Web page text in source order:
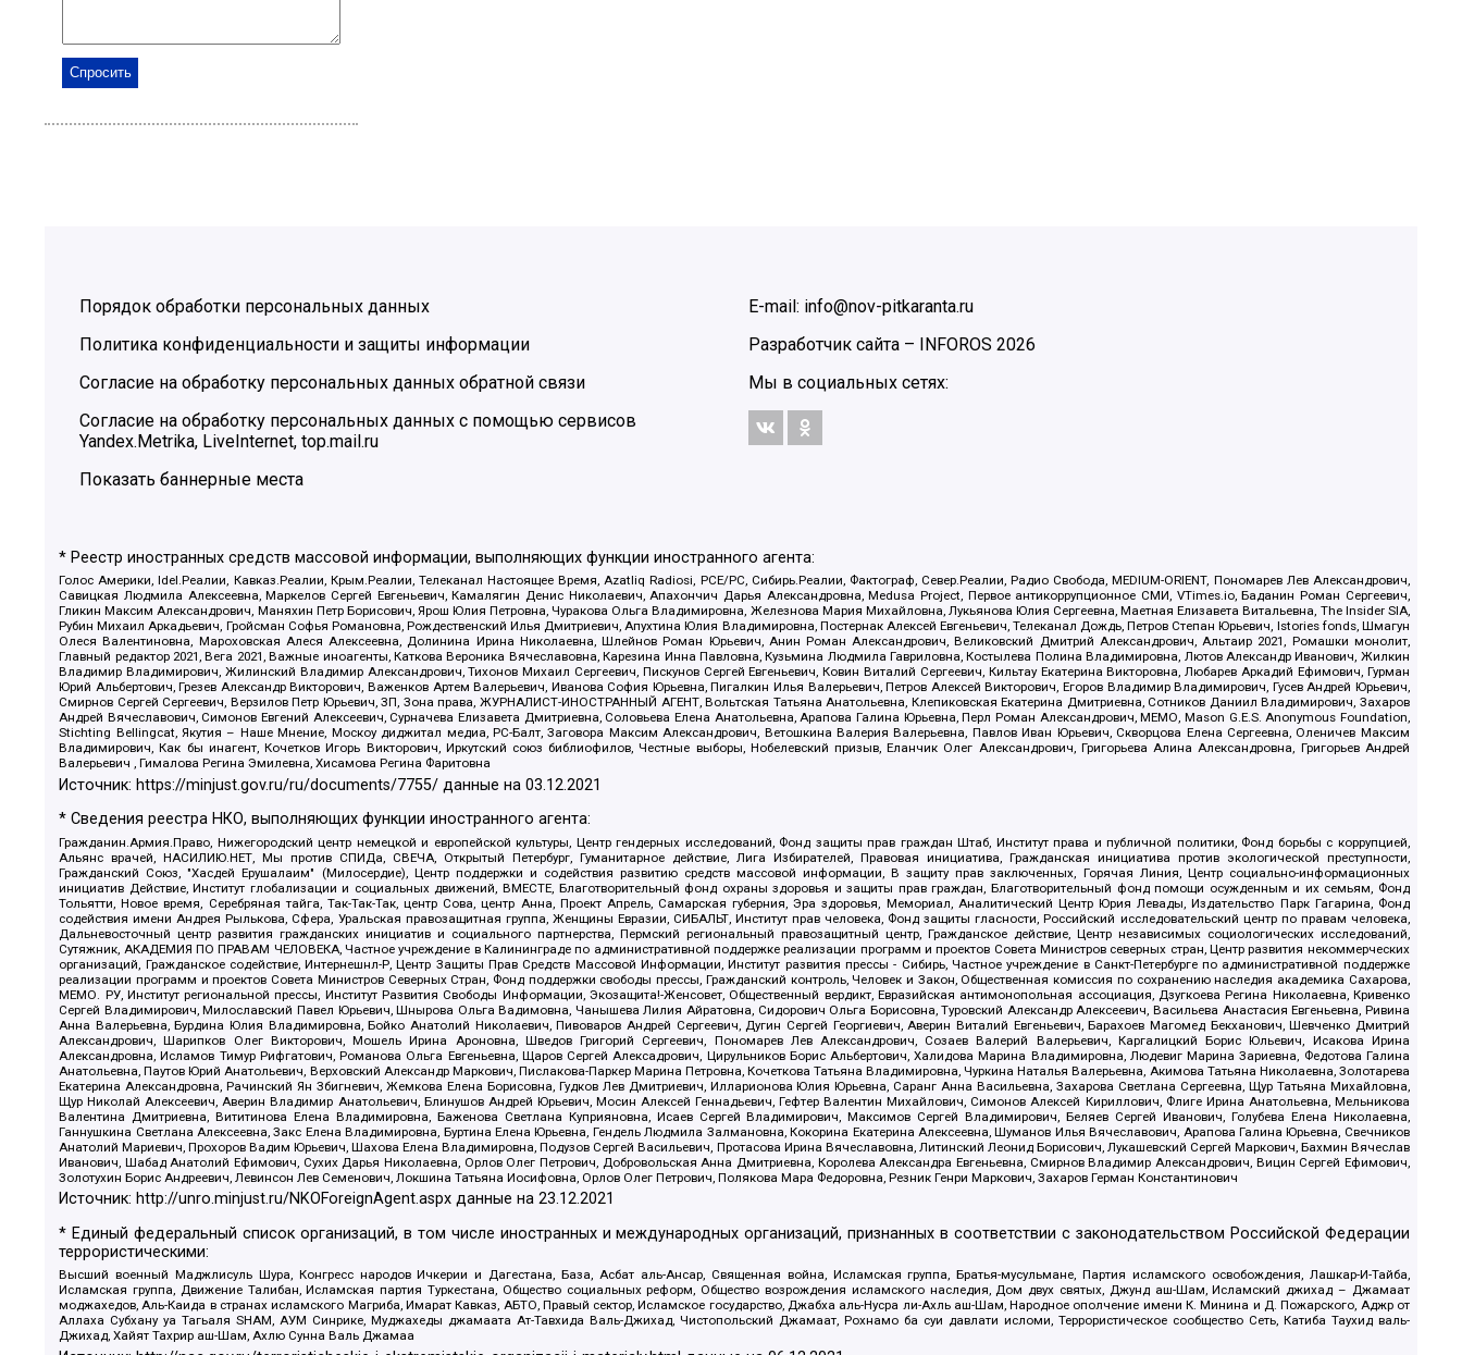
Порядок обработки персональных данных
Политика конфиденциальности и защиты информации
Согласие на обработку персональных данных обратной связи
Согласие на обработку персональных данных с помощью сервисов
Yandex.Metrika, LiveInternet, top.mail.ru
Показать баннерные места
E-mail: info@nov-pitkaranta.ru
Разработчик сайта – INFOROS 2026
Мы в социальных сетях:
* Реестр иностранных средств массовой информации, выполняющих функции иностранного агента:
Голос Америки, Idel.Реалии, Кавказ.Реалии, Крым.Реалии, Телеканал Настоящее Время, Azatliq Radiosi, PCE/PC, Сибирь.Реалии, Фактограф, Север.Реалии, Радио Свобода, MEDIUM-ORIENT, Пономарев Лев Александрович,
Савицкая Людмила Алексеевна, Маркелов Сергей Евгеньевич, Камалягин Денис Николаевич, Апахончич Дарья Александровна, Medusa Project, Первое антикоррупционное СМИ, VTimes.io, Баданин Роман Сергеевич,
Гликин Максим Александрович, Маняхин Петр Борисович, Ярош Юлия Петровна, Чуракова Ольга Владимировна, Железнова Мария Михайловна, Лукьянова Юлия Сергеевна, Маетная Елизавета Витальевна, The Insider SIA,
Рубин Михаил Аркадьевич, Гройсман Софья Романовна, Рождественский Илья Дмитриевич, Апухтина Юлия Владимировна, Постернак Алексей Евгеньевич, Телеканал Дождь, Петров Степан Юрьевич, Istories fonds, Шмагун
Олеся Валентиновна, Мароховская Алеся Алексеевна, Долинина Ирина Николаевна, Шлейнов Роман Юрьевич, Анин Роман Александрович, Великовский Дмитрий Александрович, Альтаир 2021, Ромашки монолит,
Главный редактор 2021, Вега 2021, Важные иноагенты, Каткова Вероника Вячеславовна, Карезина Инна Павловна, Кузьмина Людмила Гавриловна, Костылева Полина Владимировна, Лютов Александр Иванович, Жилкин
Владимир Владимирович, Жилинский Владимир Александрович, Тихонов Михаил Сергеевич, Пискунов Сергей Евгеньевич, Ковин Виталий Сергеевич, Кильтау Екатерина Викторовна, Любарев Аркадий Ефимович, Гурман
Юрий Альбертович, Грезев Александр Викторович, Важенков Артем Валерьевич, Иванова София Юрьевна, Пигалкин Илья Валерьевич, Петров Алексей Викторович, Егоров Владимир Владимирович, Гусев Андрей Юрьевич,
Смирнов Сергей Сергеевич, Верзилов Петр Юрьевич, ЗП, Зона права, ЖУРНАЛИСТ-ИНОСТРАННЫЙ АГЕНТ, Вольтская Татьяна Анатольевна, Клепиковская Екатерина Дмитриевна, Сотников Даниил Владимирович, Захаров
Андрей Вячеславович, Симонов Евгений Алексеевич, Сурначева Елизавета Дмитриевна, Соловьева Елена Анатольевна, Арапова Галина Юрьевна, Перл Роман Александрович, МЕМО, Mason G.E.S. Anonymous Foundation,
Stichting Bellingcat, Якутия – Наше Мнение, Москоу диджитал медиа, РС-Балт, Заговора Максим Александрович, Ветошкина Валерия Валерьевна, Павлов Иван Юрьевич, Скворцова Елена Сергеевна, Оленичев Максим
Владимирович, Как бы инагент, Кочетков Игорь Викторович, Иркутский союз библиофилов, Честные выборы, Нобелевский призыв, Еланчик Олег Александрович, Григорьева Алина Александровна, Григорьев Андрей
Валерьевич , Гималова Регина Эмилевна, Хисамова Регина Фаритовна
Источник: https://minjust.gov.ru/ru/documents/7755/ данные на03.12.2021
* Сведения реестра НКО, выполняющих функции иностранного агента:
Гражданин.Армия.Право, Нижегородский центр немецкой и европейской культуры, Центр гендерных исследований, Фонд защиты прав граждан Штаб, Институт права и публичной политики, Фонд борьбы с коррупцией,
Альянс врачей, НАСИЛИЮ.НЕТ, Мы против СПИДа, СВЕЧА, Открытый Петербург, Гуманитарное действие, Лига Избирателей, Правовая инициатива, Гражданская инициатива против экологической преступности,
Гражданский Союз, "Хасдей Ерушалаим" (Милосердие), Центр поддержки и содействия развитию средств массовой информации, В защиту прав заключенных, Горячая Линия, Центр социально-информационных
инициатив Действие, Институт глобализации и социальных движений, ВМЕСТЕ, Благотворительный фонд охраны здоровья и защиты прав граждан, Благотворительный фонд помощи осужденным и их семьям, Фонд
Тольятти, Новое время, Серебряная тайга, Так-Так-Так, центр Сова, центр Анна, Проект Апрель, Самарская губерния, Эра здоровья, Мемориал, Аналитический Центр Юрия Левады, Издательство Парк Гагарина, Фонд
содействия имени Андрея Рылькова, Сфера, Уральская правозащитная группа, Женщины Евразии, СИБАЛЬТ, Институт прав человека, Фонд защиты гласности, Российский исследовательский центр по правам человека,
Дальневосточный центр развития гражданских инициатив и социального партнерства, Пермский региональный правозащитный центр, Гражданское действие, Центр независимых социологических исследований,
Сутяжник, АКАДЕМИЯ ПО ПРАВАМ ЧЕЛОВЕКА, Частное учреждение в Калининграде по административной поддержке реализации программ и проектов Совета Министров северных стран, Центр развития некоммерческих
организаций, Гражданское содействие, Интернешнл-Р, Центр Защиты Прав Средств Массовой Информации, Институт развития прессы - Сибирь, Частное учреждение в Санкт-Петербурге по административной поддержке
реализации программ и проектов Совета Министров Северных Стран, Фонд поддержки свободы прессы, Гражданский контроль, Человек и Закон, Общественная комиссия по сохранению наследия академика Сахарова,
МЕМО. РУ, Институт региональной прессы, Институт Развития Свободы Информации, Экозащита!-Женсовет, Общественный вердикт, Евразийская антимонопольная ассоциация, Дзугкоева Регина Николаевна, Кривенко
Сергей Владимирович, Милославский Павел Юрьевич, Шнырова Ольга Вадимовна, Чанышева Лилия Айратовна, Сидорович Ольга Борисовна, Туровский Александр Алексеевич, Васильева Анастасия Евгеньевна, Ривина
Анна Валерьевна, Бурдина Юлия Владимировна, Бойко Анатолий Николаевич, Пивоваров Андрей Сергеевич, Дугин Сергей Георгиевич, Аверин Виталий Евгеньевич, Барахоев Магомед Бекханович, Шевченко Дмитрий
Александрович, Шарипков Олег Викторович, Мошель Ирина Ароновна, Шведов Григорий Сергеевич, Пономарев Лев Александрович, Созаев Валерий Валерьевич, Каргалицкий Борис Юльевич, Исакова Ирина
Александровна, Исламов Тимур Рифгатович, Романова Ольга Евгеньевна, Щаров Сергей Алексадрович, Цирульников Борис Альбертович, Халидова Марина Владимировна, Людевиг Марина Зариевна, Федотова Галина
Анатольевна, Паутов Юрий Анатольевич, Верховский Александр Маркович, Пислакова-Паркер Марина Петровна, Кочеткова Татьяна Владимировна, Чуркина Наталья Валерьевна, Акимова Татьяна Николаевна, Золотарева
Екатерина Александровна, Рачинский Ян Збигневич, Жемкова Елена Борисовна, Гудков Лев Дмитриевич, Илларионова Юлия Юрьевна, Саранг Анна Васильевна, Захарова Светлана Сергеевна, Щур Татьяна Михайловна,
Щур Николай Алексеевич, Аверин Владимир Анатольевич, Блинушов Андрей Юрьевич, Мосин Алексей Геннадьевич, Гефтер Валентин Михайлович, Симонов Алексей Кириллович, Флиге Ирина Анатольевна, Мельникова
Валентина Дмитриевна, Вититинова Елена Владимировна, Баженова Светлана Куприяновна, Исаев Сергей Владимирович, Максимов Сергей Владимирович, Беляев Сергей Иванович, Голубева Елена Николаевна,
Ганнушкина Светлана Алексеевна, Закс Елена Владимировна, Буртина Елена Юрьевна, Гендель Людмила Залмановна, Кокорина Екатерина Алексеевна, Шуманов Илья Вячеславович, Арапова Галина Юрьевна, Свечников
Анатолий Мариевич, Прохоров Вадим Юрьевич, Шахова Елена Владимировна, Подузов Сергей Васильевич, Протасова Ирина Вячеславовна, Литинский Леонид Борисович, Лукашевский Сергей Маркович, Бахмин Вячеслав
Иванович, Шабад Анатолий Ефимович, Сухих Дарья Николаевна, Орлов Олег Петрович, Добровольская Анна Дмитриевна, Королева Александра Евгеньевна, Смирнов Владимир Александрович, Вицин Сергей Ефимович,
Золотухин Борис Андреевич, Левинсон Лев Семенович, Локшина Татьяна Иосифовна, Орлов Олег Петрович, Полякова Мара Федоровна, Резник Генри Маркович, Захаров Герман Константинович
Источник: http://unro.minjust.ru/NKOForeignAgent.aspx данные на23.12.2021
* Единый федеральный список организаций, в том числе иностранных и международных организаций, признанных в соответствии с законодательством Российской Федерации
террористическими:
Высший военный Маджлисуль Шура, Конгресс народов Ичкерии и Дагестана, База, Асбат аль-Ансар, Священная война, Исламская группа, Братья-мусульмане, Партия исламского освобождения, Лашкар-И-Тайба,
Исламская группа, Движение Талибан, Исламская партия Туркестана, Общество социальных реформ, Общество возрождения исламского наследия, Дом двух святых, Джунд аш-Шам, Исламский джихад – Джамаат
моджахедов, Аль-Каида в странах исламского Магриба, Имарат Кавказ, АБТО, Правый сектор, Исламское государство, Джабха аль-Нусра ли-Ахль аш-Шам, Народное ополчение имени К. Минина и Д. Пожарского, Аджр от
Аллаха Субхану уа Тагьаля SHAM, АУМ Синрике, Муджахеды джамаата Ат-Тавхида Валь-Джихад, Чистопольский Джамаат, Рохнамо ба суи давлати исломи, Террористическое сообщество Сеть, Катиба Таухид валь-
Джихад, Хайят Тахрир аш-Шам, Ахлю Сунна Валь Джамаа